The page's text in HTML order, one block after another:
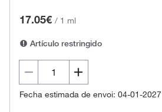
17.05€ / 1 ml
Artículo restringido
Fecha estimada de envoi: 04-01-2027